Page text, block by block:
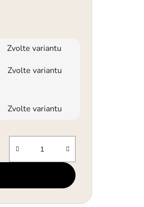
Zvolte variantu
Zvolte variantu
Zvolte variantu